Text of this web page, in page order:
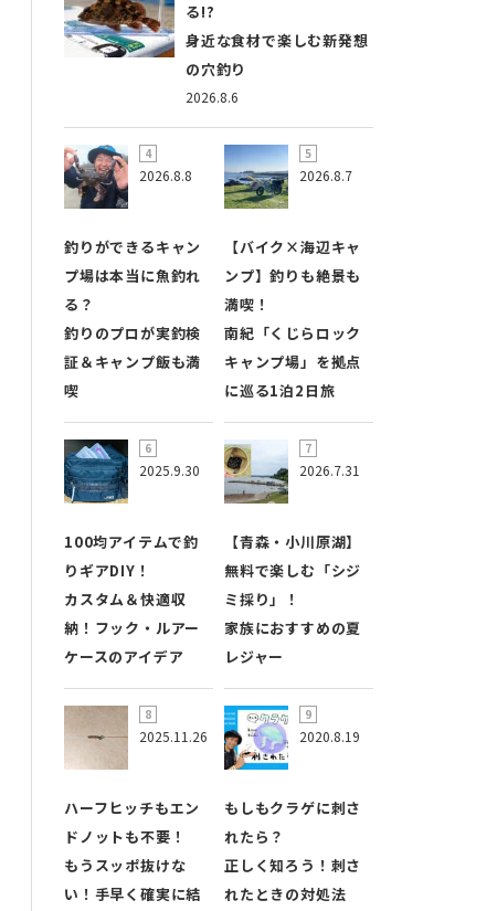
2026.8.6
る!?
身近な食材で楽しむ新発想
の穴釣り
2026.8.8
釣りができるキャン
プ場は本当に魚釣れ
る？
釣りのプロが実釣検
証＆キャンプ飯も満
喫
2026.8.7
【バイク×海辺キャ
ンプ】釣りも絶景も
満喫！
南紀「くじらロック
キャンプ場」を拠点
に巡る1泊2日旅
2025.9.30
100均アイテムで釣
りギアDIY！
カスタム＆快適収
納！フック・ルアー
ケースのアイデア
2026.7.31
【青森・小川原湖】
無料で楽しむ「シジ
ミ採り」！
家族におすすめの夏
レジャー
2025.11.26
ハーフヒッチもエン
ドノットも不要！
もうスッポ抜けな
い！手早く確実に結
2020.8.19
もしもクラゲに刺さ
れたら？
正しく知ろう！刺さ
れたときの対処法